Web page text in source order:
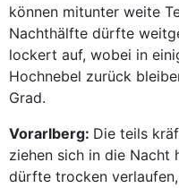
können mitunter weite
Nachthälfte dürfte
lockert auf, wobei in
Hochnebel zurück
Grad.
Vorarlberg: Die teils
ziehen sich in die Nacht
dürfte trocken